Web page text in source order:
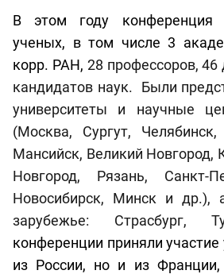
В этом году конференция
ученых, в том числе 3
корр. РАН, 28 профессоров, 46
кандидатов наук. Были
университеты и научные
(Москва,
Сургут, Челябинск,
Мансийск, Великий Новгород,
Новгород,
Рязань,
Санкт-
Новосибирск,
Минск и др.),
зарубежье: Страсбург,
конференции приняли
из России, но и из